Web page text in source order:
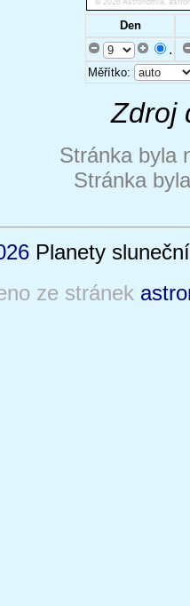
Den
.
Měřítko:
Zdroj
Stránka byla
Stránka
Planety
ze stránek